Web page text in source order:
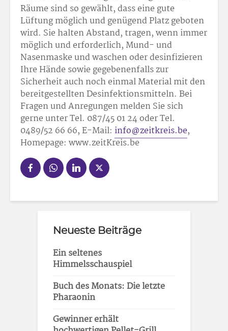
Räume sind so gewählt, dass eine gute
Lüftung möglich und genügend Platz geboten
wird. Sie halten Abstand, tragen, wenn immer
möglich und erforderlich, Mund- und
Nasenmaske und waschen oder desinfizieren
Ihre Hände sowie gegebenenfalls zur
Sicherheit auch noch einmal Material mit den
bereitgestellten Desinfektionsmitteln. Bei
Fragen und Anregungen melden Sie sich
gerne unter Tel. 087/45 01 24 oder Tel.
0489/52 66 66, E-Mail: info@zeitkreis.be,
Homepage: www.zeitKreis.be
Neueste Beiträge
Ein seltenes
Himmelsschauspiel
Buch des Monats: Die letzte
Pharaonin
Gewinner erhält